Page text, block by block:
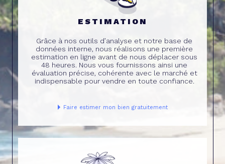
ESTIMATION
Grâce à nos outils d’analyse et notre base de
données interne, nous réalisons une première
estimation en ligne avant de nous déplacer sous
48 heures. Nous vous fournissons ainsi une
évaluation précise, cohérente avec le marché et
indispensable pour vendre en toute confiance.
Faire estimer mon bien gratuitement